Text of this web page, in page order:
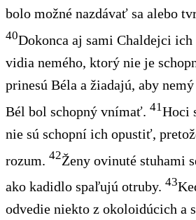
bolo možné nazdávať sa alebo
40Dokonca aj sami Chaldejci
vidia nemého, ktorý nie je
prinesú Béla a žiadajú, aby
Bél bol schopný vnímať. 41Hoci
nie sú schopní ich opustiť,
rozum.
42Ženy ovinuté stuhami
ako kadidlo spaľujú otruby. 43
odvedie niekto z okoloidúcich a